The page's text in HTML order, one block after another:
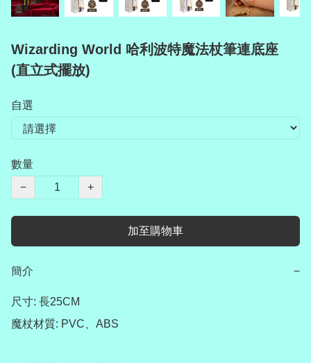
Wizarding World 哈利波特魔法杖筆連底座
(直立式擺放)
自選
數量
−
+
加至購物車
簡介 −
尺寸: 長25CM
魔杖材質: PVC、ABS